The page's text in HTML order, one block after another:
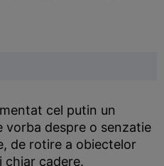
cel putin un
vorba despre o senzatie
de rotire a obiectelor
chiar cadere.